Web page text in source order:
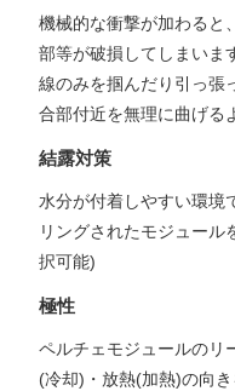
機械的な衝撃が加わると
部等が破損してしまいま
線のみを掴んだり引っ張
合部付近を無理に曲げる
結露対策
水分が付着しやすい環境
リングされたモジュール
択可能)
極性
ペルチェモジュールのリ
(冷却)・放熱(加熱)の向